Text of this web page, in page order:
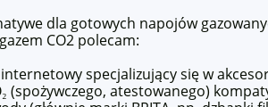
dla gotowych napojów
CO2 polecam:
specjalizujący się w
(spożywczego, atestowanego)